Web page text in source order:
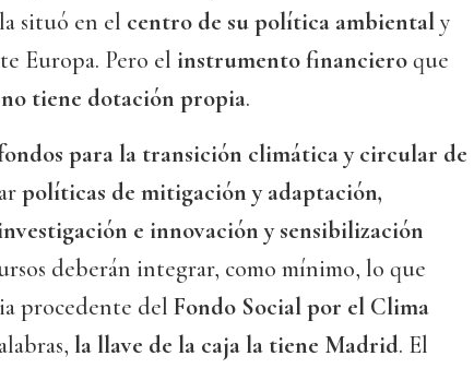
situó en el centro de su política ambientaly
Europa. Pero el instrumento financieroque
no tiene dotación propia.
para la transición climática y circular de
políticas de mitigación y adaptación,
e innovación y sensibilización
deberán integrar, como mínimo, lo que
procedente del Fondo Social por el Clima
la llave de la caja la tiene Madrid. El